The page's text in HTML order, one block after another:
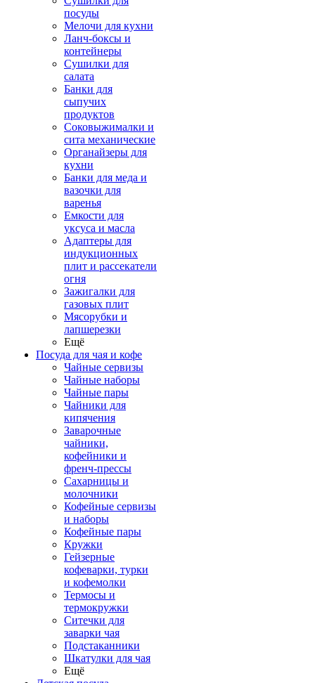
посуды
Мелочи для кухни
Ланч-боксы и
контейнеры
Сушилки для
салата
Банки для
сыпучих
продуктов
Соковыжималки и
сита механические
Органайзеры для
кухни
Банки для меда и
вазочки для
варенья
Емкости для
уксуса и масла
Адаптеры для
индукционных
плит и рассекатели
огня
Зажигалки для
газовых плит
Мясорубки и
лапшерезки
Ещё
Посуда для чая и кофе
Чайные сервизы
Чайные наборы
Чайные пары
Чайники для
кипячения
Заварочные
чайники,
кофейники и
френч-прессы
Сахарницы и
молочники
Кофейные сервизы
и наборы
Кофейные пары
Кружки
Гейзерные
кофеварки, турки
и кофемолки
Термосы и
термокружки
Ситечки для
заварки чая
Подстаканники
Шкатулки для чая
Ещё